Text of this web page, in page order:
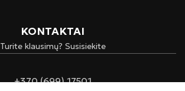
KONTAKTAI
Turite klausimų? Susisiekite
+370 (699) 17501